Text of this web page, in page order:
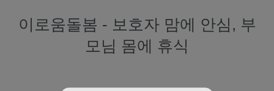
이로움돌봄 - 보호자 맘에 안심, 부
모님 몸에 휴식